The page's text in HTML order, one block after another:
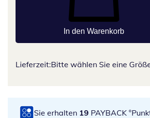
In den Warenkorb
Lieferzeit:Bitte wählen Sie eine
Sie erhalten 19 PAYBACK